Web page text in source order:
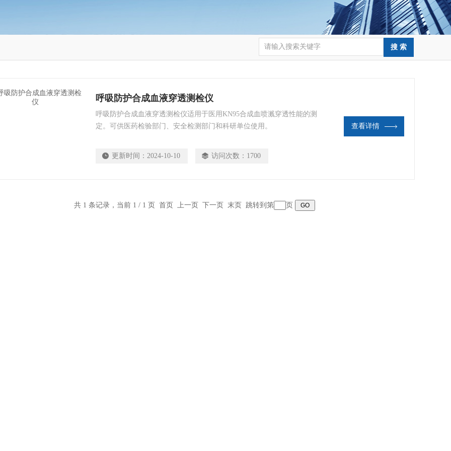
呼吸防护合成血液穿透测检仪
呼吸防护合成血液穿透测检仪适用于医用KN95合成血喷溅穿透性能的测
定。可供医药检验部门、安全检测部门和科研单位使用。
更新时间： 2024-10-10 访问次数： 1700
查看详情
共 1 条记录，当前 1 / 1 页 首页 上一页 下一页 末页 跳转到第 页